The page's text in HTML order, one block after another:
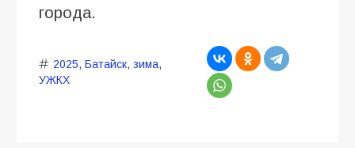
города.
2025, Батайск, зима,
УЖКХ